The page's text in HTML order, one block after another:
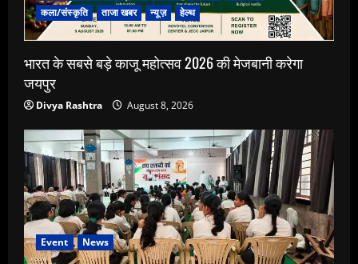
कला/संस्कृति
ताजा खबर न्यूज़ हेल्थ
भारत के सबसे बड़े काजू महोत्सव 2026 की मेजबानी करेगा
जयपुर
Divya Rashtra August 8, 2026
Event News